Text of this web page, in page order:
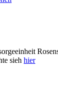
sieh hier